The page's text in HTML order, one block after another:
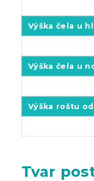
Výška čela u
Výška čela u
Výška roštu
Tvar